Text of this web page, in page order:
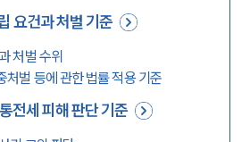
요건과 처벌 기준
처벌 수위
처벌 등에 관한 법률 적용 기준
전세 피해 판단 기준